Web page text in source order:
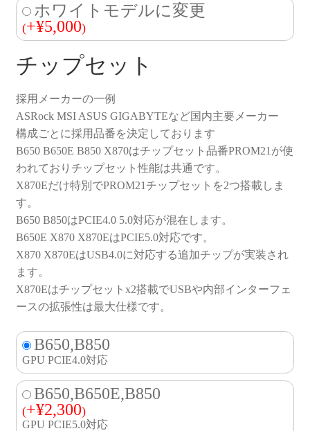
ホワイトモデルに変更
(+¥5,000)
チップセット
採用メーカーの一例
ASRock MSI ASUS GIGABYTEなど国内主要メーカー
構成ごとに採用品番を決定しております
B650 B650E B850 X870はチップセット品番PROM21が使
われておりチップセット性能は共通です。
X870Eだけ特別でPROM21チップセットを2つ搭載しま
す。
B650 B850はPCIE4.0 5.0対応が混在します。
B650E X870 X870EはPCIE5.0対応です。
X870 X870EはUSB4.0に対応する追加チップが実装され
ます。
X870Eはチップセットx2搭載でUSBや内部インターフェ
ースの拡張性は最大仕様です。
B650,B850
GPU PCIE4.0対応
B650,B650E,B850
(+¥2,300)
GPU PCIE5.0対応